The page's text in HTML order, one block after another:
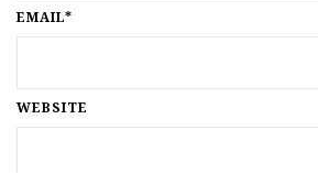
EMAIL*
WEBSITE